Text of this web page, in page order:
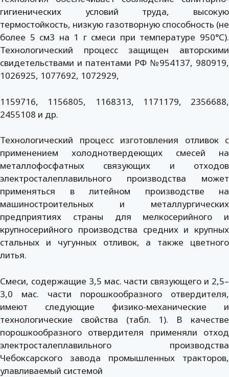
гигиенических условий труда, высокую
термостойкость, низкую газотворную способность (не
более 5 см3 на 1 г смеси при температуре 950°С).
Технологический процесс защищен авторскими
свидетельствами и патентами РФ №954137, 980919,
1026925, 1077692, 1072929,
1159716, 1156805, 1168313, 1171179, 2356688,
2455108 и др.
Технологический процесс изготовления отливок с
применением холоднотвердеющих смесей на
металлофосфатных связующих и отходов
электросталеплавильного производства может
применяться в литейном производстве на
машиностроительных и металлургических
предприятиях страны для мелкосерийного и
крупносерийного производства средних и крупных
стальных и чугунных отливок, а также цветного
литья.
Смеси, содержащие 3,5 мас. части связующего и 2,5–
3,0 мас. части порошкообразного отвердителя,
имеют следующие физико-механические и
технологические свойства (табл. 1). В качестве
порошкообразного отвердителя применяли отход
электросталеплавильного производства
Чебоксарского завода промышленных тракторов,
улавливаемый системой